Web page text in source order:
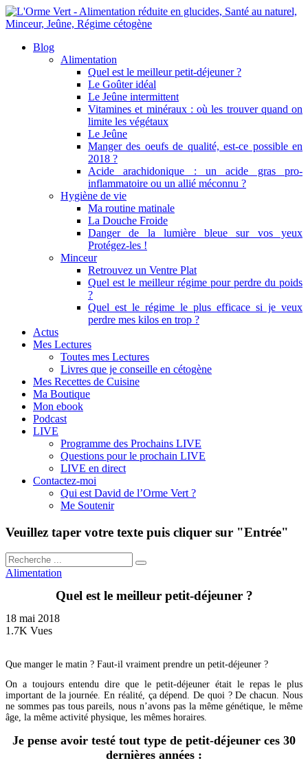
Blog
Alimentation
Quel est le meilleur petit-déjeuner ?
Le Goûter idéal
Le Jeûne intermittent
Vitamines et minéraux : où les trouver quand on
limite les végétaux
Le Jeûne
Manger des oeufs de qualité, est-ce possible en
2018 ?
Acide arachidonique : un acide gras pro-
inflammatoire ou un allié méconnu ?
Hygiène de vie
Ma routine matinale
La Douche Froide
Danger de la lumière bleue sur vos yeux
Protégez-les !
Minceur
Retrouvez un Ventre Plat
Quel est le meilleur régime pour perdre du poids
?
Quel est le régime le plus efficace si je veux
perdre mes kilos en trop ?
Actus
Mes Lectures
Toutes mes Lectures
Livres que je conseille en cétogène
Mes Recettes de Cuisine
Ma Boutique
Mon ebook
Podcast
LIVE
Programme des Prochains LIVE
Questions pour le prochain LIVE
LIVE en direct
Contactez-moi
Qui est David de l’Orme Vert ?
Me Soutenir
Veuillez taper votre texte puis cliquer sur "Entrée"
Alimentation
Quel est le meilleur petit-déjeuner ?
18 mai 2018
1.7K Vues
Que manger le matin ? Faut-il vraiment prendre un petit-déjeuner ?
On a toujours entendu dire que le petit-déjeuner était le repas le plus
important de la journée. En réalité, ça dépend. De quoi ? De chacun. Nous
ne sommes pas tous pareils, nous n’avons pas la même génétique, le même
âge, la même activité physique, les mêmes horaires.
Je pense avoir testé tout type de petit-déjeuner ces 30
dernières années :